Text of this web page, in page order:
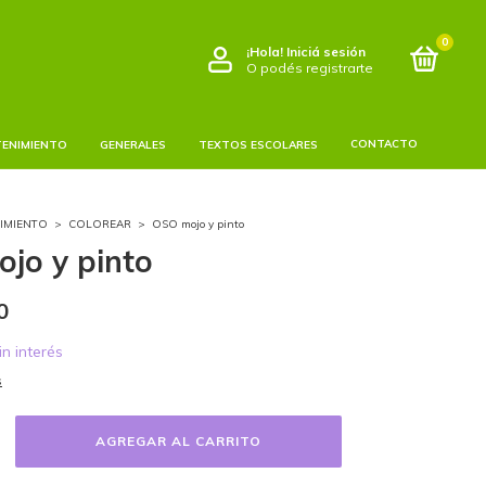
¡Hola! Iniciá sesión
O podés registrarte
0
GENERALES TEXTOS ESCOLARES CONTACTO
> COLOREAR > OSO mojo y pinto
y pinto
interés